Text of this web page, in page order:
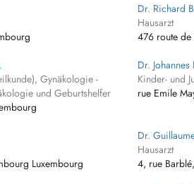
Dr. Richard
Hausarzt
476 route de
Gynäkologie -
und Geburtshelfer
Dr.
Kinder- und
rue Emile
Luxembourg
Dr.
Hausarzt
4, rue